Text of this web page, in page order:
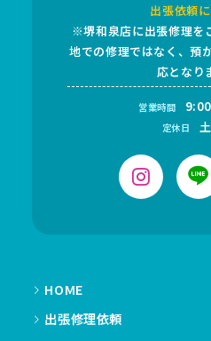
出張依頼
※堺和泉店に出張修理を
地での修理ではなく、預
応となり
営業時間
定休日
HOME
出張修理依頼